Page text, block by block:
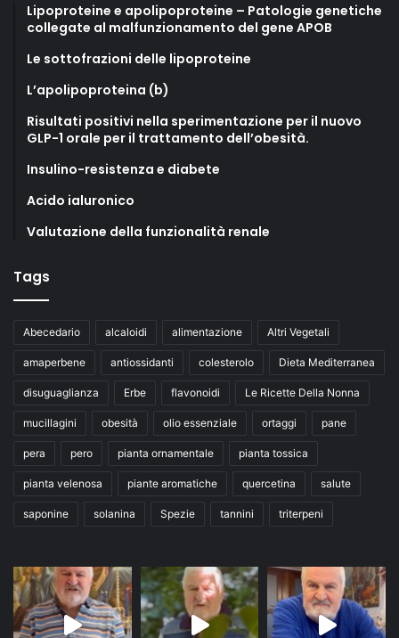
Lipoproteine e apolipoproteine – Patologie genetiche
collegate al malfunzionamento del gene APOB
Le sottofrazioni delle lipoproteine
L’apolipoproteina (b)
Risultati positivi nella sperimentazione per il nuovo
GLP-1 orale per il trattamento dell’obesità.
Insulino-resistenza e diabete
Acido ialuronico
Valutazione della funzionalità renale
Tags
Abecedario alcaloidi alimentazione Altri Vegetali
amaperbene antiossidanti colesterolo Dieta Mediterranea
disuguaglianza Erbe flavonoidi Le Ricette Della Nonna
mucillagini obesità olio essenziale ortaggi pane
pera pero pianta ornamentale pianta tossica
pianta velenosa piante aromatiche quercetina salute
saponine solanina Spezie tannini triterpeni